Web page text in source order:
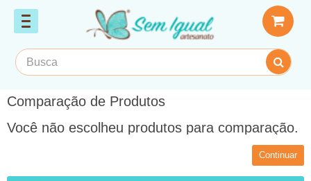
Comparação de Produtos
Você não escolheu produtos para comparação.
Continuar